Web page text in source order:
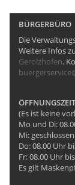
BÜRGERBÜRO
Die
Weitere Infos
Gerolzhofen.
(Es ist keine
Mo und Di:
Mi: geschlossen
Do: 08.00 Uhr
Fr: 08.00 Uhr
Es gilt